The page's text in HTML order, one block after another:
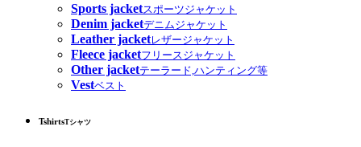
Sports jacketスポーツジャケット
Denim jacketデニムジャケット
Leather jacketレザージャケット
Fleece jacketフリースジャケット
Other jacketテーラード,ハンティング等
Vestベスト
TshirtsTシャツ